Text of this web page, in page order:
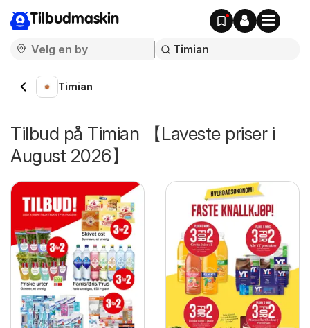
Tilbudmaskin
Timian
Tilbud på Timian 【Laveste priser i
August 2026】